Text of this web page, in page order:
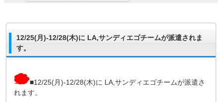
12/25(月)-12/28(木)に LA,サンディエゴチームが派遣されま
す。
■12/25(月)-12/28(木)に LA,サンディエゴチームが派遣さ
れます。